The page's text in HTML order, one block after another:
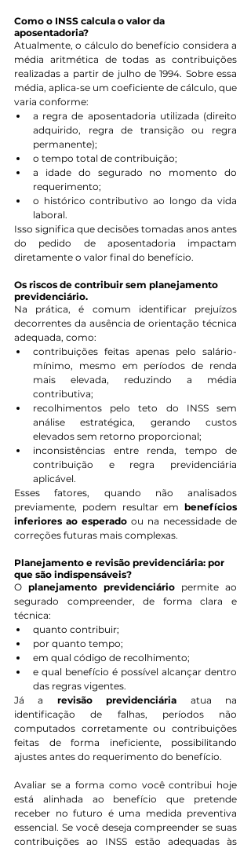
Como o INSS calcula o valor da
aposentadoria?
Atualmente, o cálculo do benefício considera a
média aritmética de todas as contribuições
realizadas a partir de julho de 1994. Sobre essa
média, aplica-se um coeficiente de cálculo, que
varia conforme:
a regra de aposentadoria utilizada (direito
adquirido, regra de transição ou regra
permanente);
o tempo total de contribuição;
a idade do segurado no momento do
requerimento;
o histórico contributivo ao longo da vida
laboral.
Isso significa que decisões tomadas anos antes
do pedido de aposentadoria impactam
diretamente o valor final do benefício.
Os riscos de contribuir sem planejamento
previdenciário.
Na prática, é comum identificar prejuízos
decorrentes da ausência de orientação técnica
adequada, como:
contribuições feitas apenas pelo salário-
mínimo, mesmo em períodos de renda
mais elevada, reduzindo a média
contributiva;
recolhimentos pelo teto do INSS sem
análise estratégica, gerando custos
elevados sem retorno proporcional;
inconsistências entre renda, tempo de
contribuição e regra previdenciária
aplicável.
Esses fatores, quando não analisados
previamente, podem resultar em benefícios
inferiores ao esperado ou na necessidade de
correções futuras mais complexas.
Planejamento e revisão previdenciária: por
que são indispensáveis?
O planejamento previdenciário permite ao
segurado compreender, de forma clara e
técnica:
quanto contribuir;
por quanto tempo;
em qual código de recolhimento;
e qual benefício é possível alcançar dentro
das regras vigentes.
Já a revisão previdenciária atua na
identificação de falhas, períodos não
computados corretamente ou contribuições
feitas de forma ineficiente, possibilitando
ajustes antes do requerimento do benefício.
Avaliar se a forma como você contribui hoje
está alinhada ao benefício que pretende
receber no futuro é uma medida preventiva
essencial. Se você deseja compreender se suas
contribuições ao INSS estão adequadas às